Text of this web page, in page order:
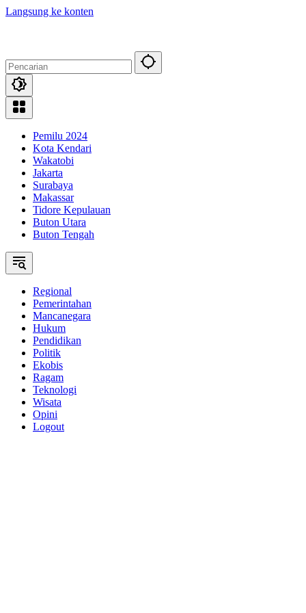
Langsung ke konten
Pemilu 2024
Kota Kendari
Wakatobi
Jakarta
Surabaya
Makassar
Tidore Kepulauan
Buton Utara
Buton Tengah
Regional
Pemerintahan
Mancanegara
Hukum
Pendidikan
Politik
Ekobis
Ragam
Teknologi
Wisata
Opini
Logout